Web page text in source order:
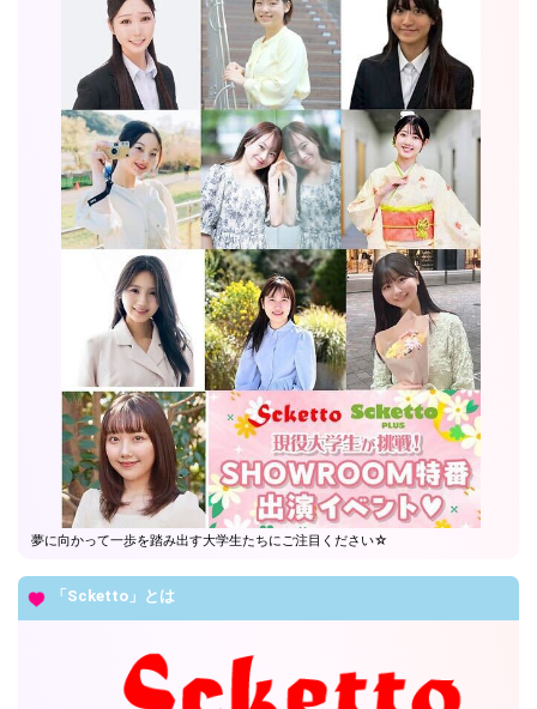
夢に向かって一歩を踏み出す大学生たちにご注目ください☆
「Scketto」とは